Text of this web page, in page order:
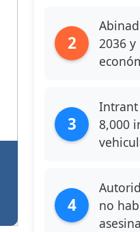
2
2036
3
Intrant
8,000
4
no